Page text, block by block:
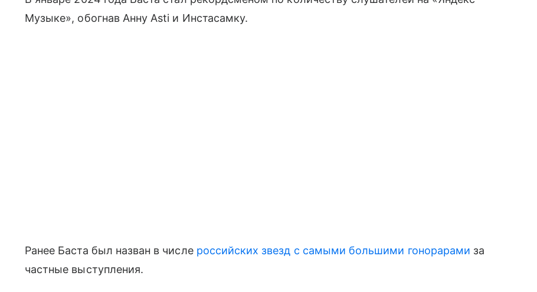
Музыке», обогнав Анну Asti и Инстасамку.
Ранее Баста был назван в числе российских звезд с самыми большими гонорарами за
частные выступления.